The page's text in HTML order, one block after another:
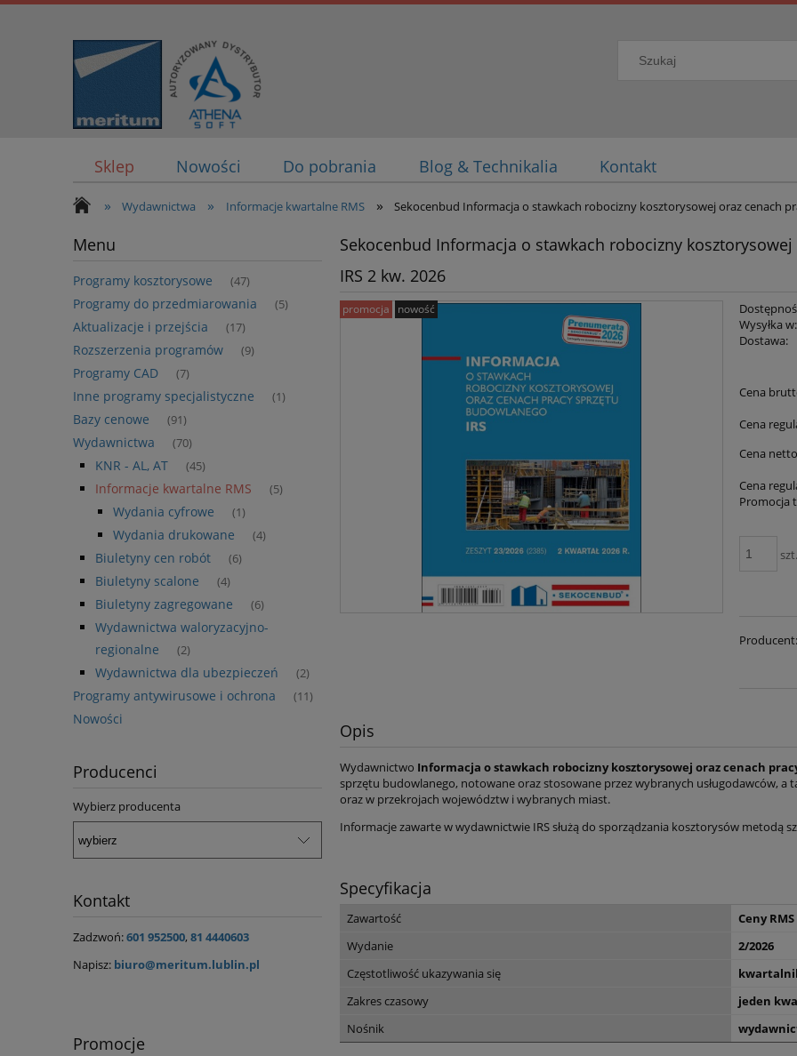
Sklep Nowości Do pobrania Blog & Technikalia Kontakt
» Wydawnictwa » Informacje kwartalne RMS » Sekocenbud Informacja o stawkach robocizny kosztorysowej oraz cenach
Menu
Programy kosztorysowe (47)
Programy do przedmiarowania (5)
Aktualizacje i przejścia (17)
Rozszerzenia programów (9)
Programy CAD (7)
Inne programy specjalistyczne (1)
Bazy cenowe (91)
Wydawnictwa (70)
KNR - AL, AT (45)
Informacje kwartalne RMS (5)
Wydania cyfrowe (1)
Wydania drukowane (4)
Biuletyny cen robót (6)
Biuletyny scalone (4)
Biuletyny zagregowane (6)
Wydawnictwa waloryzacyjno-
regionalne
(2)
Wydawnictwa dla ubezpieczeń (2)
Programy antywirusowe i ochrona (11)
Nowości
Producenci
Wybierz producenta
Kontakt
Zadzwoń:601 952500, 81 4440603
Napisz: biuro@meritum.lublin.pl
Promocje
Sekocenbud Informacja o stawkach robocizny
IRS 2 kw. 2026
promocja nowość
Wysyłka w:
Dostawa:
Cena
Cena
Cena
Cena
Promocja
szt.
Producent:
Opis
Wydawnictwo Informacja o stawkach robocizny kosztorysowej oraz cenach
sprzętu budowlanego, notowane oraz stosowane przez wybranych usługodawców, a
oraz w przekrojach województw i wybranych miast.
Informacje zawarte w wydawnictwie IRS służą do sporządzania kosztorysów metodą
Specyfikacja
Zawartość
Ceny RMS
Wydanie
2/2026
Częstotliwość ukazywania się
Zakres czasowy
jeden
Nośnik